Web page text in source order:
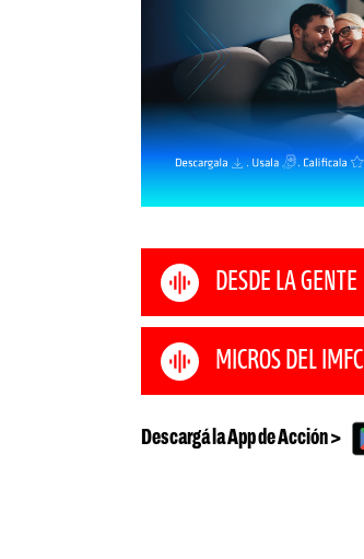
DESDE LA GENTE
MICROS DEL IMFC
Descargá la App de Acción >